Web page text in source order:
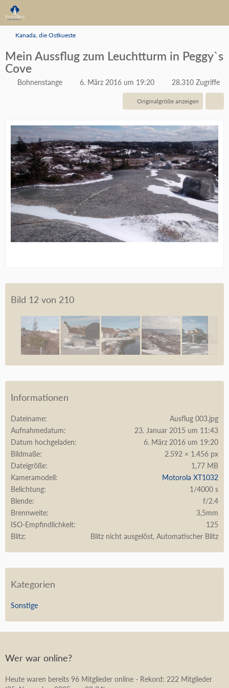
Kanada, die Ostkueste
Mein Aussflug zum Leuchtturm in Peggy`s
Cove
Bohnenstange 6. März 2016 um 19:20 28.310 Zugriffe
Originalgröße anzeigen
Bild 12 von 210
Informationen
Dateiname
Ausflug 003.jpg
Aufnahmedatum
23. Januar 2015 um 11:43
Datum hochgeladen
6. März 2016 um 19:20
Bildmaße
2.592 × 1.456 px
Dateigröße
1,77 MB
Kameramodell
Motorola XT1032
Belichtung
1/4000 s
Blende
f/2.4
Brennweite
3,5mm
ISO-Empfindlichkeit
125
Blitz
Blitz nicht ausgelöst, Automatischer Blitz
Kategorien
Sonstige
Wer war online?
Heute waren bereits 96 Mitglieder online - Rekord: 222 Mitglieder